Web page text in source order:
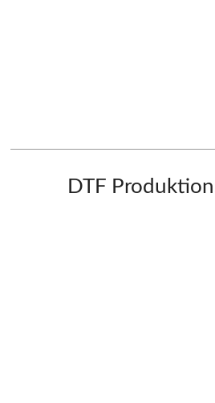
DTF